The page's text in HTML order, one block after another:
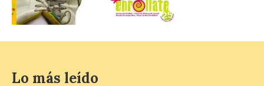
verano.
Billionhands revela los
Lo más leído